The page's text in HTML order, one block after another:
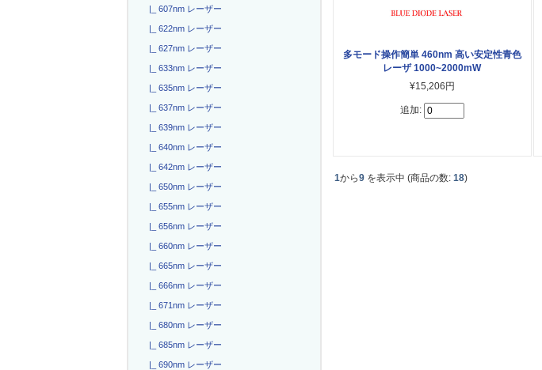
|_ 607nm レーザー
|_ 622nm レーザー
|_ 627nm レーザー
|_ 633nm レーザー
|_ 635nm レーザー
|_ 637nm レーザー
|_ 639nm レーザー
|_ 640nm レーザー
|_ 642nm レーザー
|_ 650nm レーザー
|_ 655nm レーザー
|_ 656nm レーザー
|_ 660nm レーザー
|_ 665nm レーザー
|_ 666nm レーザー
|_ 671nm レーザー
|_ 680nm レーザー
|_ 685nm レーザー
|_ 690nm レーザー
多モード操作簡単 460nm 高い安定性青色
レーザ 1000~2000mW
¥15,206円
追加:
1から9 を表示中 (商品の数:18)